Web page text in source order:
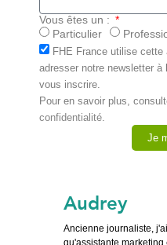
Vous êtes un :
Particulier
FHE France utilise
adresser notre newsletter
vous inscrire.
Pour en savoir plus,
confidentialité
Je
Audrey
Ancienne journaliste,
qu'assistante